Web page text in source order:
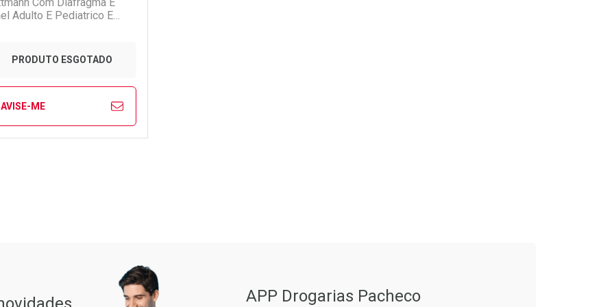
Adulto E Pediatrico E
PRODUTO ESGOTADO
AVISE-ME
APP Drogarias Pacheco